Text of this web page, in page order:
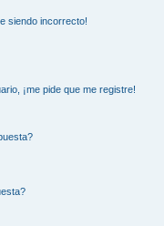
siendo incorrecto!
¡me pide que me registre!